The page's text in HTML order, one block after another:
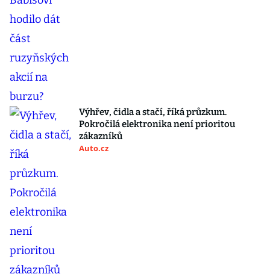
Výhřev, čidla a stačí, říká průzkum.
Pokročilá elektronika není prioritou
zákazníků
Auto.cz